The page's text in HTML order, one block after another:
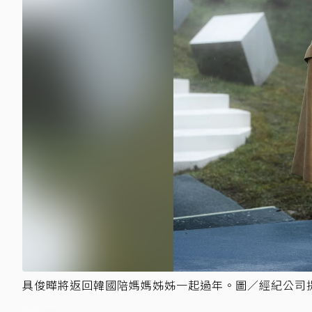
具俊曄將返回韓國陪媽媽姊姊一起過年。圖／經紀公司